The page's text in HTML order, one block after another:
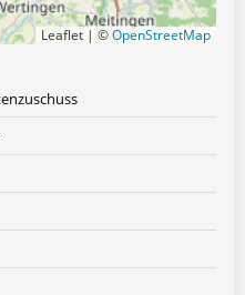
Leaflet | ©OpenStreetMap